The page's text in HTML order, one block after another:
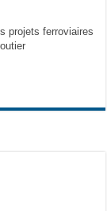
projets ferroviaires